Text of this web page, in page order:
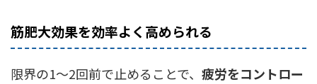
筋肥大効果を効率よく高められる
限界の1〜2回前で止めることで、 疲労をコントロー